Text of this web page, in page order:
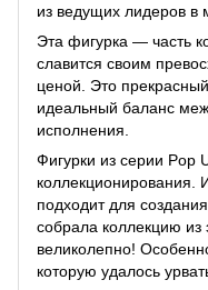
из ведущих лидеров в
Эта фигурка — часть
славится своим
ценой. Это
идеальный баланс
исполнения.
Фигурки из серии Pop
коллекционирования.
подходит для
собрала коллекцию из
великолепно!
которую удалось